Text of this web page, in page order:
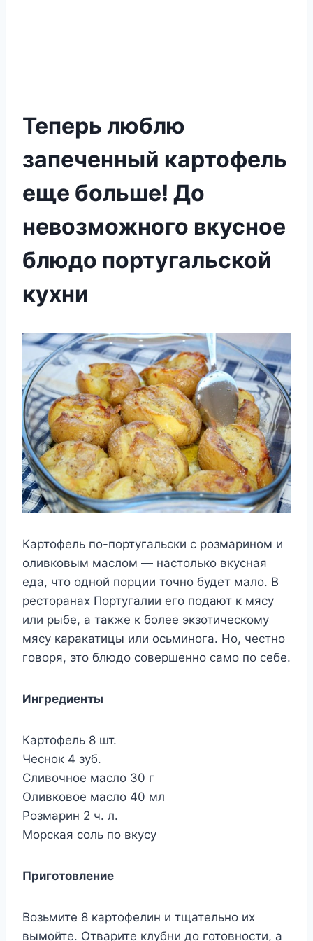
Теперь люблю
запеченный картофель
еще больше! До
невозможного вкусное
блюдо португальской
кухни
Картофель по-португальски с розмарином и
оливковым маслом — настолько вкусная
еда, что одной порции точно будет мало. В
ресторанах Португалии его подают к мясу
или рыбе, а также к более экзотическому
мясу каракатицы или осьминога. Но, честно
говоря, это блюдо совершенно само по себе.
Ингредиенты
Картофель 8 шт.
Чеснок 4 зуб.
Сливочное масло 30 г
Оливковое масло 40 мл
Розмарин 2 ч. л.
Морская соль по вкусу
Приготовление
Возьмите 8 картофелин и тщательно их
вымойте. Отварите клубни до готовности, а